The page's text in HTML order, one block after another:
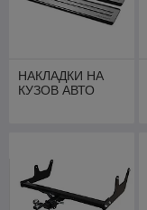
НАКЛАДКИ НА
КУЗОВ АВТО